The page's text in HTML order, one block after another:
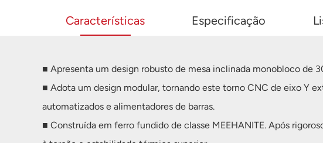
Características Especificação
■ Apresenta um design robusto de mesa inclinada monobloco de
■ Adota um design modular, tornando este torno CNC de eixo Y
automatizados e alimentadores de barras.
■ Construída em ferro fundido de classe MEEHANITE. Após